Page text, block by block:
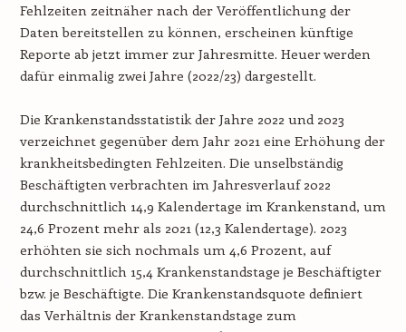
Fehlzeiten zeitnäher nach der Veröffentlichung der
Daten bereitstellen zu können, erscheinen künftige
Reporte ab jetzt immer zur Jahresmitte. Heuer werden
dafür einmalig zwei Jahre (2022/23) dargestellt.
Die Krankenstandsstatistik der Jahre 2022 und 2023
verzeichnet gegenüber dem Jahr 2021 eine Erhöhung der
krankheitsbedingten Fehlzeiten. Die unselbständig
Beschäftigten verbrachten im Jahresverlauf 2022
durchschnittlich 14,9 Kalendertage im Krankenstand, um
24,6 Prozent mehr als 2021 (12,3 Kalendertage). 2023
erhöhten sie sich nochmals um 4,6 Prozent, auf
durchschnittlich 15,4 Krankenstandstage je Beschäftigter
bzw. je Beschäftigte. Die Krankenstandsquote definiert
das Verhältnis der Krankenstandstage zum